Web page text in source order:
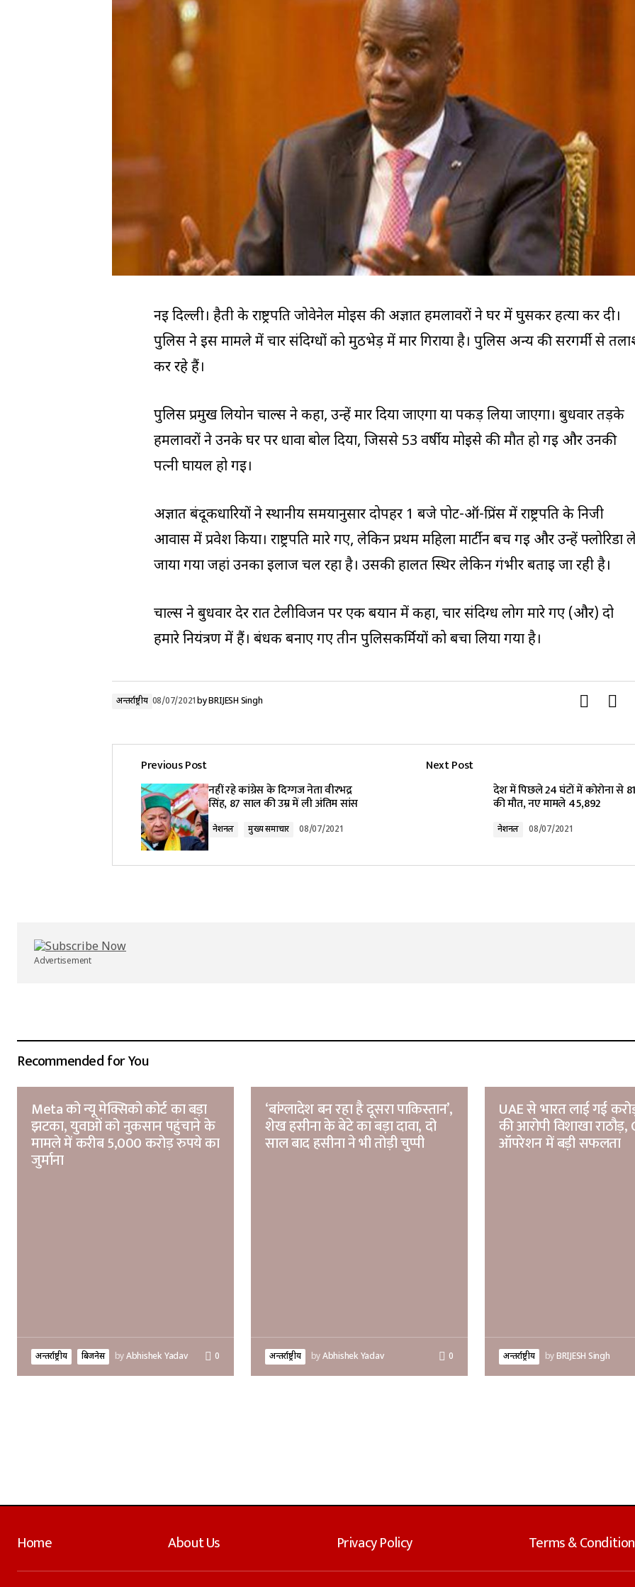
नई दिल्ली। हैती के राष्ट्रपति जोवेनेल मोइस की अज्ञात हमलावरों ने घर में घुसकर हत्या कर दी।
पुलिस ने इस मामले में चार संदिग्धों को मुठभेड़ में मार गिराया है। पुलिस अन्य की सरगर्मी से
कर रहे हैं।
पुलिस प्रमुख लियोन चार्ल्स ने कहा, उन्हें मार दिया जाएगा या पकड़ लिया जाएगा। बुधवार तड़के
हमलावरों ने उनके घर पर धावा बोल दिया, जिससे 53 वर्षीय मोइसे की मौत हो गई और उनकी
पत्नी घायल हो गई।
अज्ञात बंदूकधारियों ने स्थानीय समयानुसार दोपहर 1 बजे पोर्ट-ऑ-प्रिंस में राष्ट्रपति के निजी
आवास में प्रवेश किया। राष्ट्रपति मारे गए, लेकिन प्रथम महिला मार्टीन बच गई और उन्हें फ्लोरिडा
जाया गया जहां उनका इलाज चल रहा है। उसकी हालत स्थिर लेकिन गंभीर बताई जा रही है।
चार्ल्स ने बुधवार देर रात टेलीविजन पर एक बयान में कहा, चार संदिग्ध लोग मारे गए (और) दो
हमारे नियंत्रण में हैं। बंधक बनाए गए तीन पुलिसकर्मियों को बचा लिया गया है।
अन्तर्राष्ट्रीय 08/07/2021byBRIJESH Singh
Previous Post
नहीं रहे कांग्रेस के दिग्गज नेता वीरभद्र
सिंह, 87 साल की उम्र में ली अंतिम सांस
नेशनल मुख्य समाचार 08/07/2021
Next Post
देश में पिछले 24 घंटों में कोरोना से
की मौत, नए मामले 45,892
नेशनल 08/07/2021
Advertisement
Recommended for You
Meta को न्यू मेक्सिको कोर्ट का बड़ा
झटका, युवाओं को नुकसान पहुंचाने के
मामले में करीब 5,000 करोड़ रुपये का
जुर्माना
अन्तर्राष्ट्रीय बिजनेस byAbhishek Yadav 0
‘बांग्लादेश बन रहा है दूसरा पाकिस्तान’,
शेख हसीना के बेटे का बड़ा दावा, दो
साल बाद हसीना ने भी तोड़ी चुप्पी
अन्तर्राष्ट्रीय byAbhishek Yadav 0
UAE से भारत लाई गई
की आरोपी विशाखा
ऑपरेशन में बड़ी सफलता
अन्तर्राष्ट्रीय byBRIJESH Singh
Home About Us Privacy Policy Terms &